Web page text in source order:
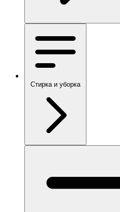
Стирка и уборка